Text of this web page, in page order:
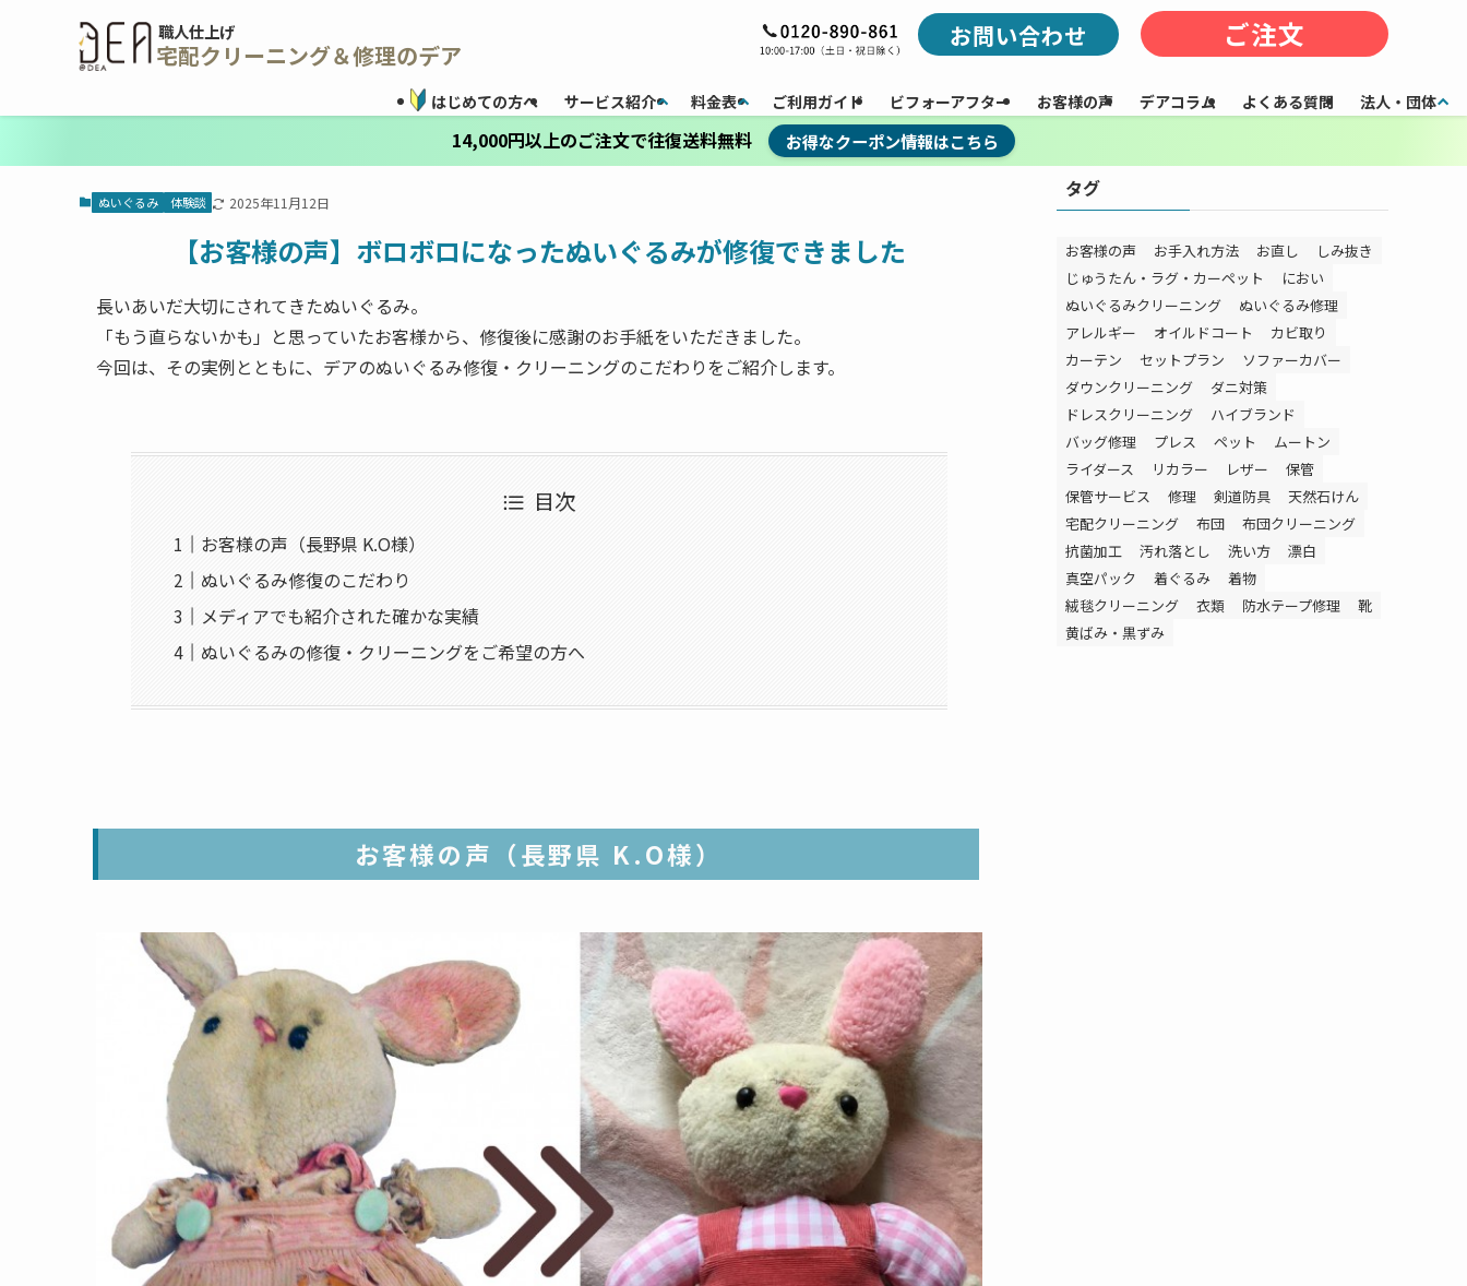
職人仕上げ
宅配クリーニング＆修理のデア
お問い合わせ ご注文
はじめての方へ サービス紹介 料金表 ご利用ガイド ビフォーアフター お客様の声 デアコラム よくある質問 法人・団体
14,000円以上のご注文で往復送料無料 お得なクーポン情報はこちら
ぬいぐるみ 体験談 2025年11月12日
【お客様の声】ボロボロになったぬいぐるみが修復できました
長いあいだ大切にされてきたぬいぐるみ。
「もう直らないかも」と思っていたお客様から、修復後に感謝のお手紙をいただきました。
今回は、その実例とともに、デアのぬいぐるみ修復・クリーニングのこだわりをご紹介します。
目次
お客様の声（長野県 K.O様）
ぬいぐるみ修復のこだわり
メディアでも紹介された確かな実績
ぬいぐるみの修復・クリーニングをご希望の方へ
お客様の声（長野県 K.O様）
タグ
お客様の声 お手入れ方法 お直し
しみ抜き
じゅうたん・ラグ・カーペット
におい
ぬいぐるみクリーニング
ぬいぐるみ修理
アレルギー
オイルドコート
カビ取り
カーテン
セットプラン
ソファーカバー
ダウンクリーニング
ダニ対策
ドレスクリーニング
ハイブランド
バッグ修理
プレス ペット
ムートン
ライダース
リカラー レザー
保管
保管サービス
修理 剣道防具
天然石けん
宅配クリーニング
布団
布団クリーニング
抗菌加工
汚れ落とし 洗い方
漂白
真空パック
着ぐるみ
着物
絨毯クリーニング
衣類 防水テープ修理
靴
黄ばみ・黒ずみ